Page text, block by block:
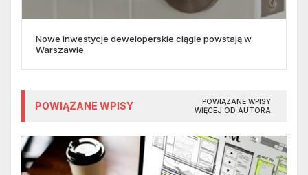
Nowe inwestycje deweloperskie ciągle powstają w
Warszawie
POWIĄZANE WPISY
POWIĄZANE WPISY
WIĘCEJ OD AUTORA